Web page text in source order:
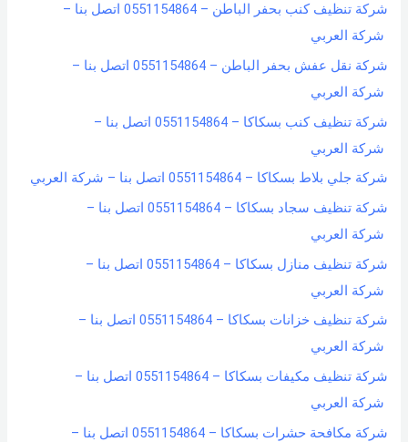
شركة تنظيف كنب بحفر الباطن – 0551154864 اتصل بنا –
شركة العربي
شركة نقل عفش بحفر الباطن – 0551154864 اتصل بنا –
شركة العربي
شركة تنظيف كنب بسكاكا – 0551154864 اتصل بنا –
شركة العربي
شركة جلي بلاط بسكاكا – 0551154864 اتصل بنا – شركة العربي
شركة تنظيف سجاد بسكاكا – 0551154864 اتصل بنا –
شركة العربي
شركة تنظيف منازل بسكاكا – 0551154864 اتصل بنا –
شركة العربي
شركة تنظيف خزانات بسكاكا – 0551154864 اتصل بنا –
شركة العربي
شركة تنظيف مكيفات بسكاكا – 0551154864 اتصل بنا –
شركة العربي
شركة مكافحة حشرات بسكاكا – 0551154864 اتصل بنا –